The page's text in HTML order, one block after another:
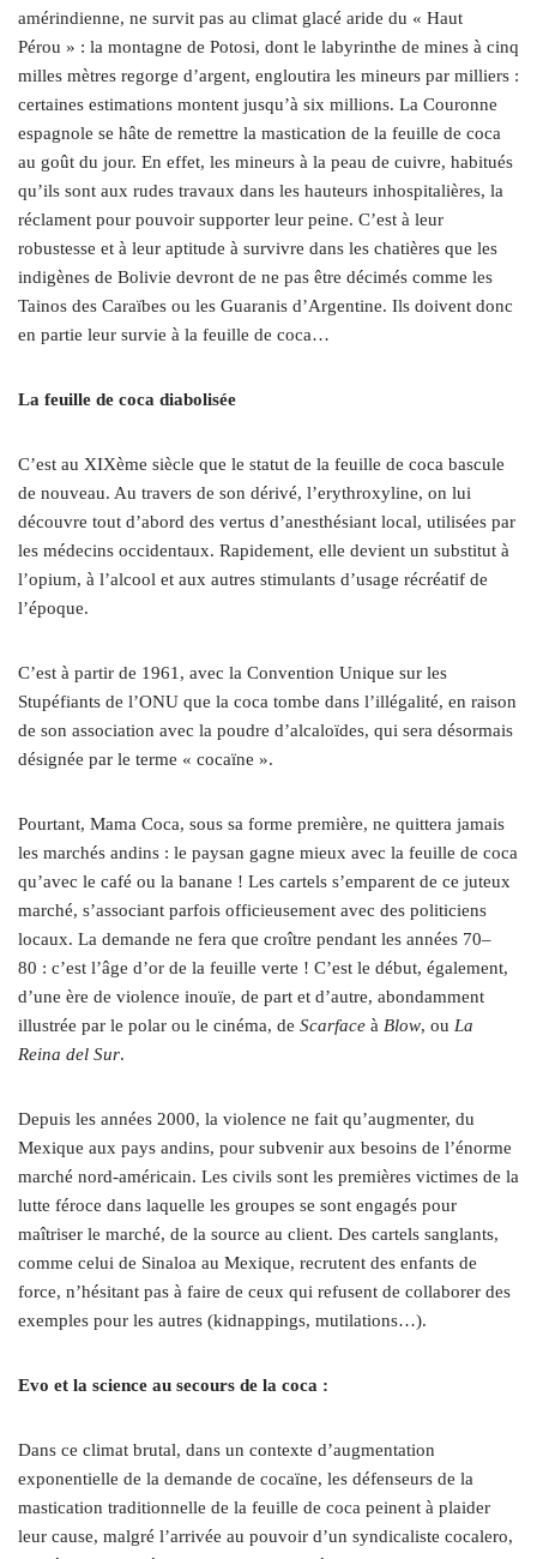
amérindienne, ne survit pas au climat glacé aride du « Haut
Pérou » : la montagne de Potosi, dont le labyrinthe de mines à cinq
milles mètres regorge d’argent, engloutira les mineurs par milliers :
certaines estimations montent jusqu’à six millions. La Couronne
espagnole se hâte de remettre la mastication de la feuille de coca
au goût du jour. En effet, les mineurs à la peau de cuivre, habitués
qu’ils sont aux rudes travaux dans les hauteurs inhospitalières, la
réclament pour pouvoir supporter leur peine. C’est à leur
robustesse et à leur aptitude à survivre dans les chatières que les
indigènes de Bolivie devront de ne pas être décimés comme les
Tainos des Caraïbes ou les Guaranis d’Argentine. Ils doivent donc
en partie leur survie à la feuille de coca…
La feuille de coca diabolisée
C’est au XIXème siècle que le statut de la feuille de coca bascule
de nouveau. Au travers de son dérivé, l’erythroxyline, on lui
découvre tout d’abord des vertus d’anesthésiant local, utilisées par
les médecins occidentaux. Rapidement, elle devient un substitut à
l’opium, à l’alcool et aux autres stimulants d’usage récréatif de
l’époque.
C’est à partir de 1961, avec la Convention Unique sur les
Stupéfiants de l’ONU que la coca tombe dans l’illégalité, en raison
de son association avec la poudre d’alcaloïdes, qui sera désormais
désignée par le terme « cocaïne ».
Pourtant, Mama Coca, sous sa forme première, ne quittera jamais
les marchés andins : le paysan gagne mieux avec la feuille de coca
qu’avec le café ou la banane ! Les cartels s’emparent de ce juteux
marché, s’associant parfois officieusement avec des politiciens
locaux. La demande ne fera que croître pendant les années 70–
80 : c’est l’âge d’or de la feuille verte ! C’est le début, également,
d’une ère de violence inouïe, de part et d’autre, abondamment
illustrée par le polar ou le cinéma, de Scarface à Blow, ou La
Reina del Sur.
Depuis les années 2000, la violence ne fait qu’augmenter, du
Mexique aux pays andins, pour subvenir aux besoins de l’énorme
marché nord-américain. Les civils sont les premières victimes de la
lutte féroce dans laquelle les groupes se sont engagés pour
maîtriser le marché, de la source au client. Des cartels sanglants,
comme celui de Sinaloa au Mexique, recrutent des enfants de
force, n’hésitant pas à faire de ceux qui refusent de collaborer des
exemples pour les autres (kidnappings, mutilations…).
Evo et la science au secours de la coca :
Dans ce climat brutal, dans un contexte d’augmentation
exponentielle de la demande de cocaïne, les défenseurs de la
mastication traditionnelle de la feuille de coca peinent à plaider
leur cause, malgré l’arrivée au pouvoir d’un syndicaliste cocalero,